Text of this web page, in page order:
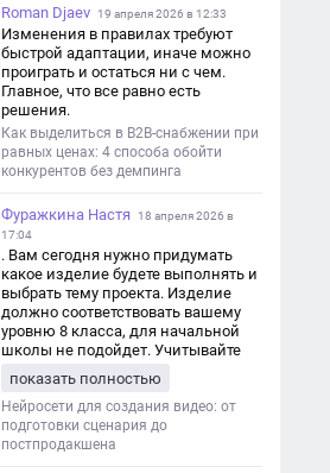
Roman Djaev 19 апреля 2026 в 12:33
Изменения в правилах требуют
быстрой адаптации, иначе можно
проиграть и остаться ни с чем.
Главное, что все равно есть
решения.
Как выделиться в B2B-снабжении при
равных ценах: 4 способа обойти
конкурентов без демпинга
Фуражкина Настя
18 апреля 2026 в
17:04
. Вам сегодня нужно придумать
какое изделие будете выполнять и
выбрать тему проекта. Изделие
должно соответствовать вашему
уровню 8 класса, для начальной
школы не подойдет. Учитывайте
уровня работы. Структура проекта 1.
Титульный лист - Название школы.
- Тип работы: «Проектная работа». -
Тема проекта. - Кто выполнил:
показать полностью
Нейросети для создания видео: от
подготовки сценария до
постпродакшена